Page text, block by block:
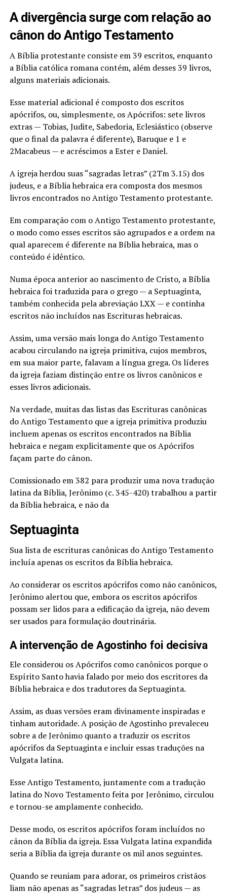
A divergência surge com relação ao
cânon do Antigo Testamento
A Bíblia protestante consiste em 39 escritos, enquanto
a Bíblia católica romana contém, além desses 39 livros,
alguns materiais adicionais.
Esse material adicional é composto dos escritos
apócrifos, ou, simplesmente, os Apócrifos: sete livros
extras — Tobias, Judite, Sabedoria, Eclesiástico (observe
que o final da palavra é diferente), Baruque e 1 e
2Macabeus — e acréscimos a Ester e Daniel.
A igreja herdou suas “sagradas letras” (2Tm 3.15) dos
judeus, e a Bíblia hebraica era composta dos mesmos
livros encontrados no Antigo Testamento protestante.
Em comparação com o Antigo Testamento protestante,
o modo como esses escritos são agrupados e a ordem na
qual aparecem é diferente na Bíblia hebraica, mas o
conteúdo é idêntico.
Numa época anterior ao nascimento de Cristo, a Bíblia
hebraica foi traduzida para o grego — a Septuaginta,
também conhecida pela abreviação LXX — e continha
escritos não incluídos nas Escrituras hebraicas.
Assim, uma versão mais longa do Antigo Testamento
acabou circulando na igreja primitiva, cujos membros,
em sua maior parte, falavam a língua grega. Os líderes
da igreja faziam distinção entre os livros canônicos e
esses livros adicionais.
Na verdade, muitas das listas das Escrituras canônicas
do Antigo Testamento que a igreja primitiva produziu
incluem apenas os escritos encontrados na Bíblia
hebraica e negam explicitamente que os Apócrifos
façam parte do cânon.
Comissionado em 382 para produzir uma nova tradução
latina da Bíblia, Jerônimo (c. 345-420) trabalhou a partir
da Bíblia hebraica, e não da
Septuaginta
Sua lista de escrituras canônicas do Antigo Testamento
incluía apenas os escritos da Bíblia hebraica.
Ao considerar os escritos apócrifos como não canônicos,
Jerônimo alertou que, embora os escritos apócrifos
possam ser lidos para a edificação da igreja, não devem
ser usados para formulação doutrinária.
A intervenção de Agostinho foi decisiva
Ele considerou os Apócrifos como canônicos porque o
Espírito Santo havia falado por meio dos escritores da
Bíblia hebraica e dos tradutores da Septuaginta.
Assim, as duas versões eram divinamente inspiradas e
tinham autoridade. A posição de Agostinho prevaleceu
sobre a de Jerônimo quanto a traduzir os escritos
apócrifos da Septuaginta e incluir essas traduções na
Vulgata latina.
Esse Antigo Testamento, juntamente com a tradução
latina do Novo Testamento feita por Jerônimo, circulou
e tornou-se amplamente conhecido.
Desse modo, os escritos apócrifos foram incluídos no
cânon da Bíblia da igreja. Essa Vulgata latina expandida
seria a Bíblia da igreja durante os mil anos seguintes.
Quando se reuniam para adorar, os primeiros cristãos
liam não apenas as “sagradas letras” dos judeus — as